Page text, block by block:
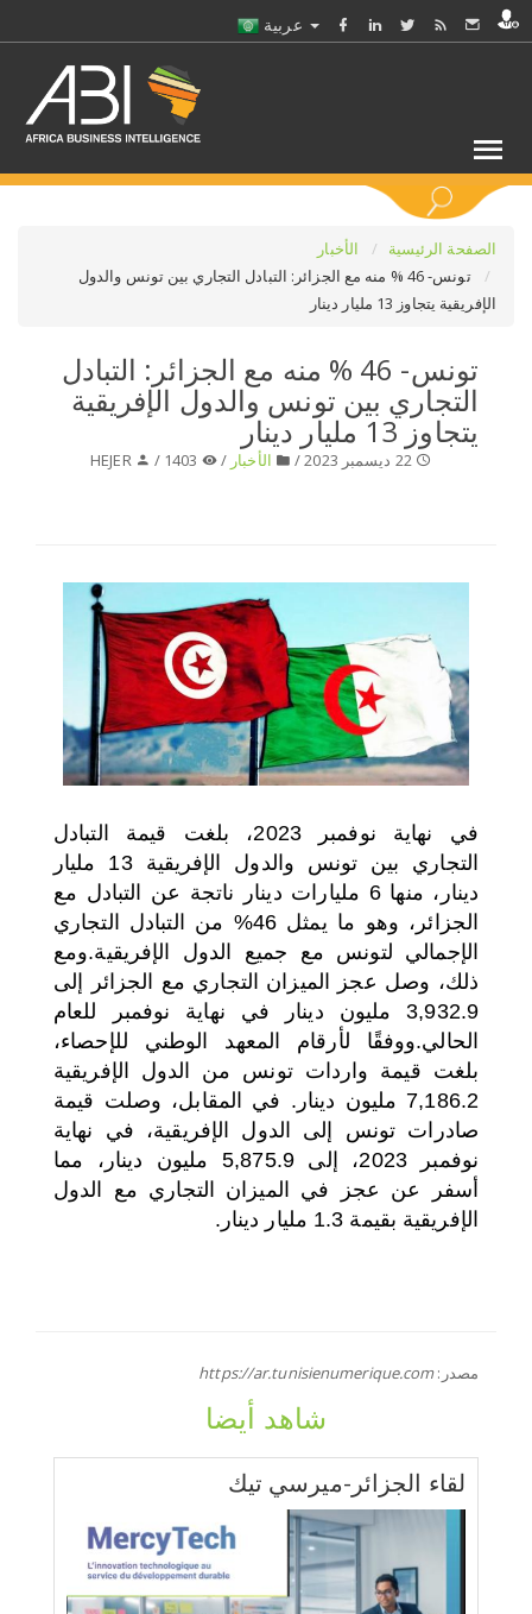
حدد ملفا
الصفحة الرئيسية
الأخبار
تونس- 46 % منه مع الجزائر: التبادل التجاري بين تونس والدول
الإفريقية يتجاوز 13 مليار دينار
تونس- 46 % منه مع الجزائر: التبادل
التجاري بين تونس والدول الإفريقية
يتجاوز 13 مليار دينار
22 ديسمبر 2023 / الأخبار /
HEJER
في نهاية نوفمبر 2023، بلغت قيمة التبادل
التجاري بين تونس والدول الإفريقية 13 مليار
دينار، منها 6 مليارات دينار ناتجة عن التبادل مع
الجزائر، وهو ما يمثل 46% من التبادل التجاري
الإجمالي لتونس مع جميع الدول الإفريقية.ومع
ذلك، وصل عجز الميزان التجاري مع الجزائر إلى
3,932.9 مليون دينار في نهاية نوفمبر للعام
الحالي.ووفقًا لأرقام المعهد الوطني للإحصاء،
بلغت قيمة واردات تونس من الدول الإفريقية
7,186.2 مليون دينار. في المقابل، وصلت قيمة
صادرات تونس إلى الدول الإفريقية، في نهاية
نوفمبر 2023، إلى 5,875.9 مليون دينار، مما
أسفر عن عجز في الميزان التجاري مع الدول
الإفريقية بقيمة 1.3 مليار دينار.
مصدر:https://ar.tunisienumerique.com
شاهد أيضا
لقاء الجزائر-ميرسي تيك